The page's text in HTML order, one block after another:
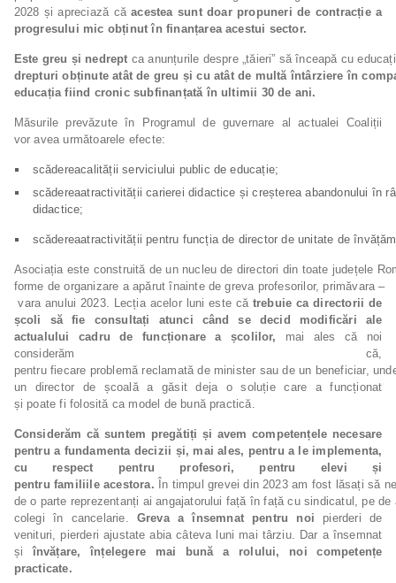
2028 și apreciază căacestea sunt doar propuneri de contracție a
progresului mic obținut în finanțarea acestui sector.
Este greu și nedrept ca anunțurile despre „tăieri” să înceapă cu
drepturi obținute atât de greu și cu atât de multă întârziere în
educația fiind cronic subfinanțată în ultimii 30 de ani.
Măsurile prevăzute în Programul de guvernare al actualei Coaliții
vor avea următoarele efecte:
scădereacalității serviciului public de educație;
scădereaatractivității carierei didactice și creșterea abandonului în
didactice;
scădereaatractivității pentru funcția de director de unitate de
Asociația este construită de un nucleu de directori din toate județele
forme de organizare a apărut înainte de greva profesorilor, primăvara –
vara anului 2023. Lecția acelor luni este că trebuie ca directorii de
școli să fie consultați atunci când se decid modificări ale
actualului cadru de funcționare a școlilor, mai ales că noi
considerăm că,
pentru fiecare problemă reclamată de minister sau de un beneficiar,
un director de școală a găsit deja o soluție care a funcționat
și poate fi folosită ca model de bună practică.
Considerăm că suntem pregătiți și avem competențele necesare
pentru a fundamenta decizii și, mai ales, pentru a le implementa,
cu respect pentru profesori, pentru elevi și
pentru familiile acestora.
În timpul grevei din 2023 am fost lăsați să
de o parte reprezentanți ai angajatorului față în față cu sindicatul, pe de
colegi în cancelarie. Greva a însemnat pentru noi pierderi de
venituri, pierderi ajustate abia câteva luni mai târziu. Dar a însemnat
șiînvățare, înțelegere mai bună a rolului, noi competențe
practicate.